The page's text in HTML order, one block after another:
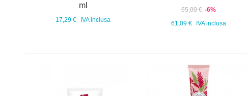
ml
17,29 € IVA inclusa
65,00 € -6%
61,09 €
IVA inclusa